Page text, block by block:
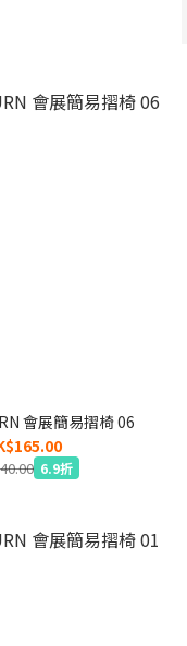
會展簡易摺椅 06
6.9折